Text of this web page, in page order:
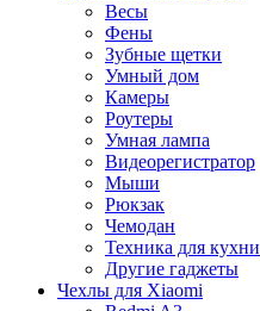
Весы
Фены
Зубные щетки
Умный дом
Камеры
Роутеры
Умная лампа
Видеорегистратор
Мыши
Рюкзак
Чемодан
Техника для кухни
Другие гаджеты
Чехлы для Xiaomi